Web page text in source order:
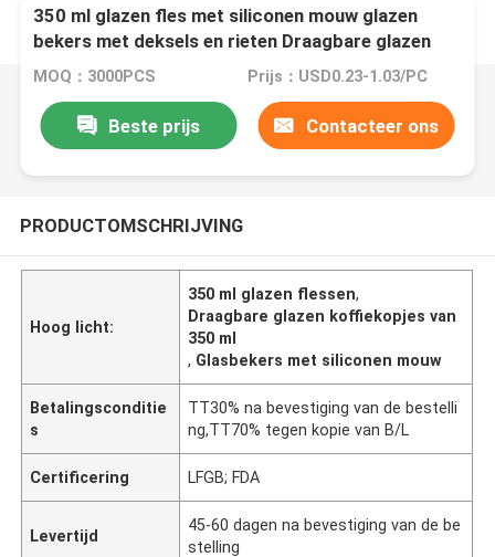
350 ml glazen fles met siliconen mouw glazen
bekers met deksels en rieten Draagbare glazen
koffiekoppen
MOQ：3000PCS Prijs：USD0.23-1.03/PC
Beste prijs Contacteer ons
PRODUCTOMSCHRIJVING
Hoog licht:
350 ml glazen flessen,
Draagbare glazen koffiekopjes van
350 ml
, Glasbekers met siliconen mouw
Betalingsconditie
s
TT30% na bevestiging van de bestelli
ng,TT70% tegen kopie van B/L
Certificering LFGB; FDA
Levertijd
45-60 dagen na bevestiging van de be
stelling